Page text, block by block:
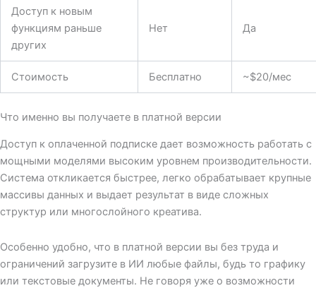
Доступ к новым
функциям раньше
других
Нет Да
Стоимость Бесплатно ~$20/мес
Что именно вы получаете в платной версии
Доступ к оплаченной подписке дает возможность работать с
мощными моделями высоким уровнем производительности.
Система откликается быстрее, легко обрабатывает крупные
массивы данных и выдает результат в виде сложных
структур или многослойного креатива.
Особенно удобно, что в платной версии вы без труда и
ограничений загрузите в ИИ любые файлы, будь то графику
или текстовые документы. Не говоря уже о возможности